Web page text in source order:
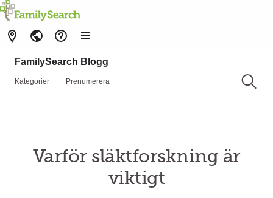
FamilySearch Blogg
Kategorier Prenumerera
Varför släktforskning är
viktigt